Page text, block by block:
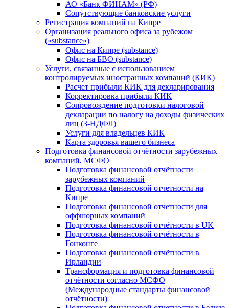
АО «Банк ФИНАМ» (РФ)
Сопутствующие банковские услуги
Регистрация компаний на Кипре
Организация реального офиса за рубежом
(«substance»)
Офис на Кипре (substance)
Офис на БВО (substance)
Услуги, связанные с использованием
контролируемых иностранных компаний (КИК)
Расчет прибыли КИК для декларирования
Корректировка прибыли КИК
Сопровождение подготовки налоговой
декларации по налогу на доходы физических
лиц (3-НДФЛ)
Услуги для владельцев КИК
Карта здоровья вашего бизнеса
Подготовка финансовой отчётности зарубежных
компаний, МСФО
Подготовка финансовой отчётности
зарубежных компаний
Подготовка финансовой отчетности на
Кипре
Подготовка финансовой отчетности для
оффшорных компаний
Подготовка финансовой отчётности в UK
Подготовка финансовой отчётности в
Гонконге
Подготовка финансовой отчётности в
Ирландии
Трансформация и подготовка финансовой
отчётности согласно МСФО
(Международные стандарты финансовой
отчётности)